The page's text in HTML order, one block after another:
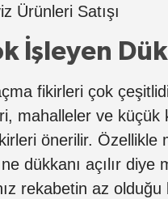
Ürünleri Satışı
İşleyen
fikirleri çok
mahalleler ve küçük
önerilir. Özellikle
dükkanı açılır diye
rekabetin az olduğu